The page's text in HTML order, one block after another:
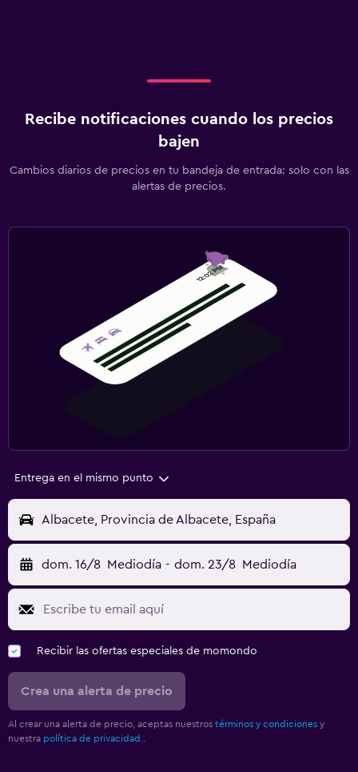
Recibe notificaciones cuando los precios
bajen
Cambios diarios de precios en tu bandeja de entrada: solo con las
alertas de precios.
Entrega en el mismo punto
Albacete, Provincia de Albacete, España
dom. 16/8 Mediodía - dom. 23/8 Mediodía
Recibir las ofertas especiales de momondo
Crea una alerta de precio
Al crear una alerta de precio, aceptas nuestros términos y condiciones y
nuestra política de privacidad..